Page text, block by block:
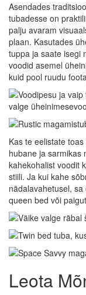
Asendades
tubadesse on
palju avaram
plaan. Kasutades
tuppa ja saate isegi
voodid asemel
kuid pool ruudu
Kas te eelistate
hubane ja sarmikas
kahekohalist voodit
stiili. Ja kui kahe
nädalavahetusel,
queen bed või
Leota